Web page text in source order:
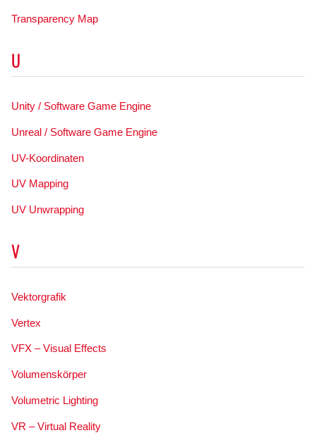
Transparency Map
U
Unity / Software Game Engine
Unreal / Software Game Engine
UV-Koordinaten
UV Mapping
UV Unwrapping
V
Vektorgrafik
Vertex
VFX – Visual Effects
Volumenskörper
Volumetric Lighting
VR – Virtual Reality